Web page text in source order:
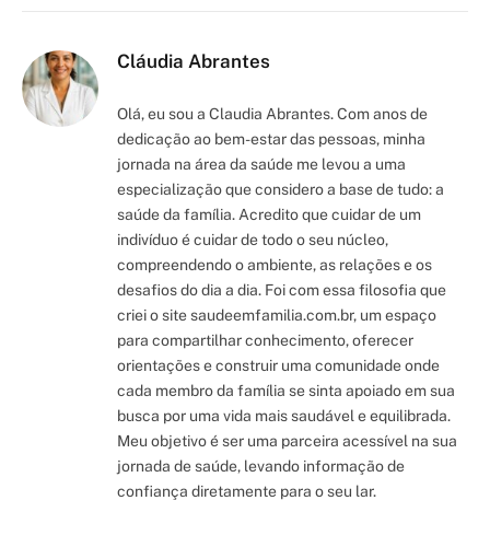
Cláudia Abrantes
Olá, eu sou a Claudia Abrantes. Com anos de
dedicação ao bem-estar das pessoas, minha
jornada na área da saúde me levou a uma
especialização que considero a base de tudo: a
saúde da família. Acredito que cuidar de um
indivíduo é cuidar de todo o seu núcleo,
compreendendo o ambiente, as relações e os
desafios do dia a dia. Foi com essa filosofia que
criei o site saudeemfamilia.com.br, um espaço
para compartilhar conhecimento, oferecer
orientações e construir uma comunidade onde
cada membro da família se sinta apoiado em sua
busca por uma vida mais saudável e equilibrada.
Meu objetivo é ser uma parceira acessível na sua
jornada de saúde, levando informação de
confiança diretamente para o seu lar.